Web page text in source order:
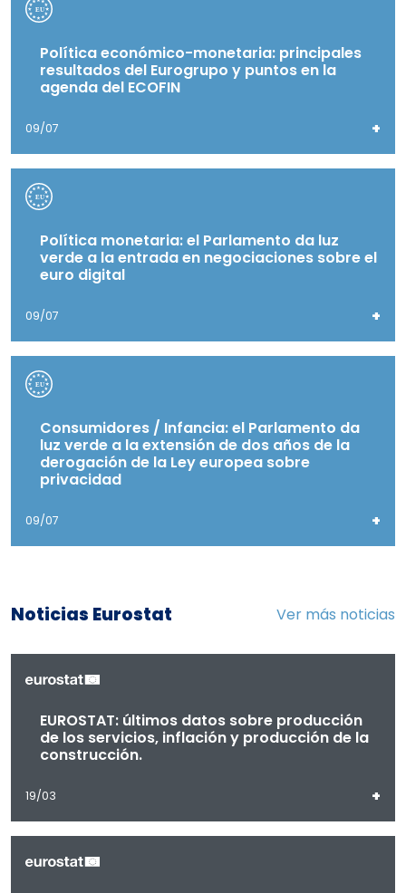
Política económico-monetaria: principales
resultados del Eurogrupo y puntos en la
agenda del ECOFIN
09/07 +
Política monetaria: el Parlamento da luz
verde a la entrada en negociaciones sobre el
euro digital
09/07 +
Consumidores / Infancia: el Parlamento da
luz verde a la extensión de dos años de la
derogación de la Ley europea sobre
privacidad
09/07 +
Noticias Eurostat Ver más noticias
EUROSTAT: últimos datos sobre producción
de los servicios, inflación y producción de la
construcción.
19/03 +